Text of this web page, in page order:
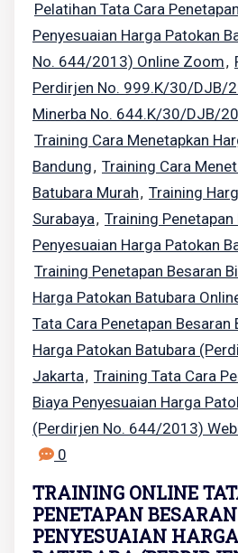
Pelatihan Tata Cara
Penyesuaian Harga Patokan
No. 644/2013) Online Zoom,
Perdirjen No. 999.K/30/DJB/
Minerba No. 644.K/30/DJB/
Training Cara Menetapkan
Bandung, Training Cara
Batubara Murah, Training
Surabaya, Training Penetapan
Penyesuaian Harga Patokan
Training Penetapan Besaran
Harga Patokan Batubara
Tata Cara Penetapan Besaran
Harga Patokan Batubara
Jakarta, Training Tata Cara
Biaya Penyesuaian Harga
(Perdirjen No. 644/2013)
0
TRAINING ONLINE
PENETAPAN
PENYESUAIAN